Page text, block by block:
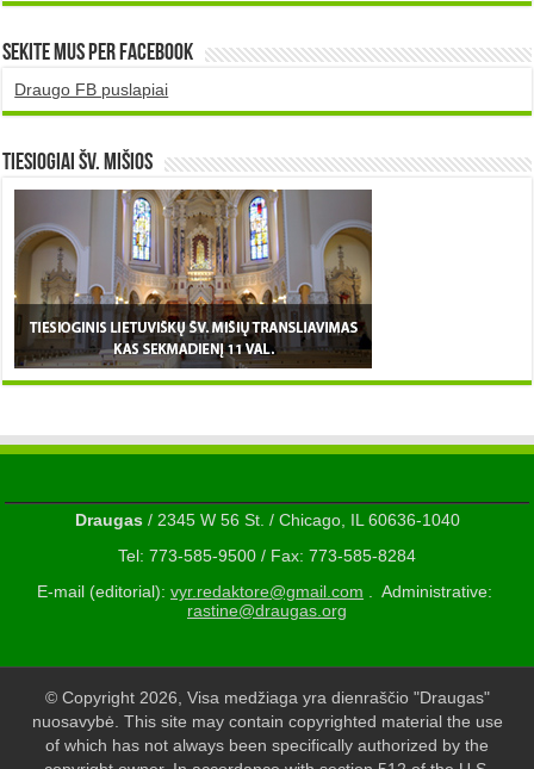
Sekite mus per Facebook
Draugo FB puslapiai
TIESIOGIAI šv. MIŠIOS
Draugas/ 2345 W 56 St. / Chicago, IL 60636-1040
Tel: 773-585-9500 / Fax: 773-585-8284
E-mail (editorial): vyr.redaktore@gmail.com . Administrative:
rastine@draugas.org
© Copyright 2026, Visa medžiaga yra dienraščio "Draugas"
nuosavybė. This site may contain copyrighted material the use
of which has not always been specifically authorized by the